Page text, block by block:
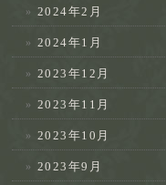
2024年2月
2024年1月
2023年12月
2023年11月
2023年10月
2023年9月